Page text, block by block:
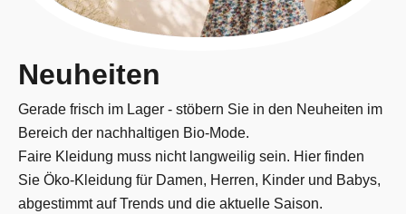
Neuheiten
Gerade frisch im Lager - stöbern Sie in den Neuheiten im
Bereich der nachhaltigen Bio-Mode.
Faire Kleidung muss nicht langweilig sein. Hier finden
Sie Öko-Kleidung für Damen, Herren, Kinder und Babys,
abgestimmt auf Trends und die aktuelle Saison.